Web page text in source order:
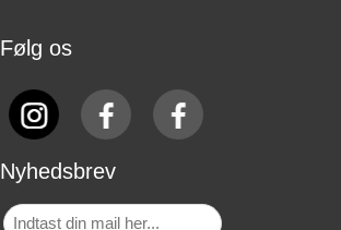
Følg os
Nyhedsbrev